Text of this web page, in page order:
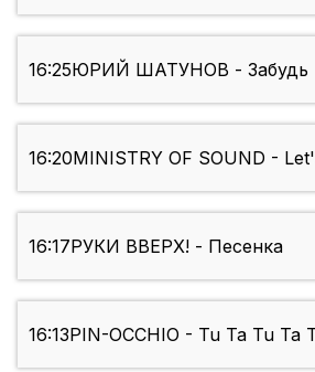
16:25ЮРИЙ ШАТУНОВ - Забудь
16:20MINISTRY OF SOUND -
16:17РУКИ ВВЕРХ! - Песенка
16:13PIN-OCCHIO - Tu Ta Tu Ta